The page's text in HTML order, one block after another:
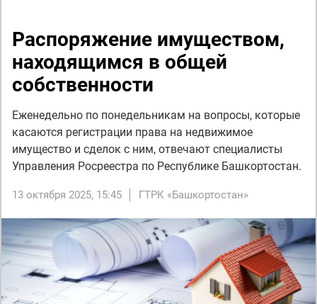
Распоряжение имуществом,
находящимся в общей
собственности
Еженедельно по понедельникам на вопросы, которые
касаются регистрации права на недвижимое
имущество и сделок с ним, отвечают специалисты
Управления Росреестра по Республике Башкортостан.
13 октября 2025, 15:45 ГТРК «Башкортостан»